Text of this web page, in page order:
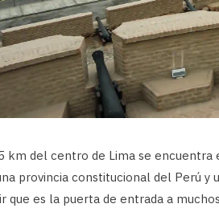
km del centro de Lima se encuentra
provincia constitucional del Perú y
que es la puerta de entrada a